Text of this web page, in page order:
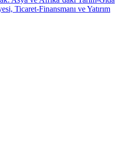
Ticaret-Finansmanı ve Yatırım